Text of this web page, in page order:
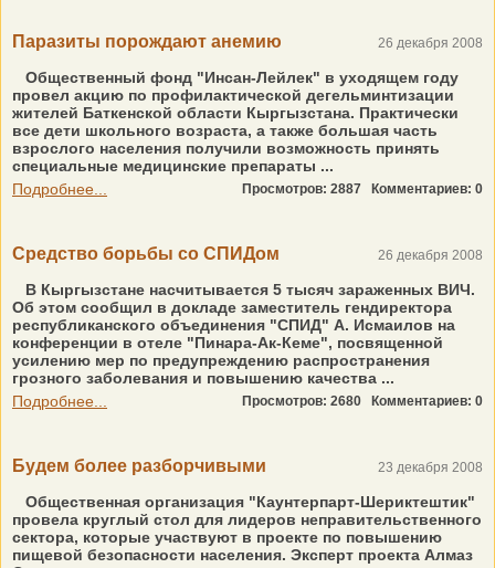
Паразиты порождают анемию 26 декабря 2008
Общественный фонд "Инсан-Лейлек" в уходящем году
провел акцию по профилактической дегельминтизации
жителей Баткенской области Кыргызстана. Практически
все дети школьного возраста, а также большая часть
взрослого населения получили возможность принять
специальные медицинские препараты ...
Подробнее...
Просмотров: 2887 Комментариев: 0
Средство борьбы со СПИДом 26 декабря 2008
В Кыргызстане насчитывается 5 тысяч зараженных ВИЧ.
Об этом сообщил в докладе заместитель гендиректора
республиканского объединения "СПИД" А. Исмаилов на
конференции в отеле "Пинара-Ак-Кеме", посвященной
усилению мер по предупреждению распространения
грозного заболевания и повышению качества ...
Подробнее...
Просмотров: 2680 Комментариев: 0
Будем более разборчивыми 23 декабря 2008
Общественная организация "Каунтерпарт-Шериктештик"
провела круглый стол для лидеров неправительственного
сектора, которые участвуют в проекте по повышению
пищевой безопасности населения. Эксперт проекта Алмаз